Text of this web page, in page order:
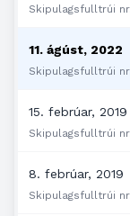
Skipulagsfulltrúi
11. ágúst, 2022
Skipulagsfulltrúi
15. febrúar, 2019
Skipulagsfulltrúi
8. febrúar, 2019
Skipulagsfulltrúi